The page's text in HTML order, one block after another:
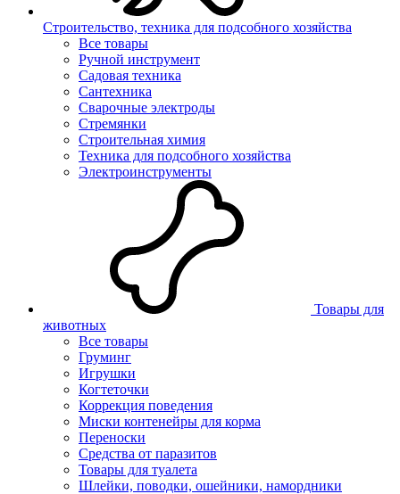
Строительство, техника для подсобного хозяйства
Все товары
Ручной инструмент
Садовая техника
Сантехника
Сварочные электроды
Стремянки
Строительная химия
Техника для подсобного хозяйства
Электроинструменты
Товары для
животных
Все товары
Груминг
Игрушки
Когтеточки
Коррекция поведения
Миски контенейры для корма
Переноски
Средства от паразитов
Товары для туалета
Шлейки, поводки, ошейники, намордники